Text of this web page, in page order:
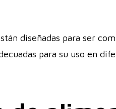
diseñadas para ser
para su uso en